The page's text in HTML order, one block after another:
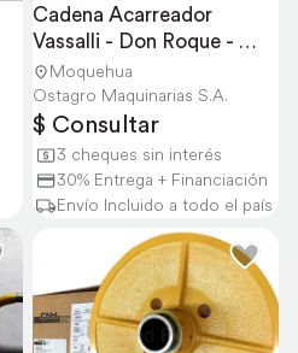
Cadena Acarreador
Vassalli - Don Roque -
Casee - Jonh Deere
Moquehua
Ostagro Maquinarias S.A.
$ Consultar
3 cheques sin interés
30% Entrega + Financiación
Envío Incluido a todo el país